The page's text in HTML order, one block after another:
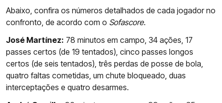
Abaixo, confira os números detalhados de cada jogador no
confronto, de acordo com o Sofascore.
José Martínez: 78 minutos em campo, 34 ações, 17
passes certos (de 19 tentados), cinco passes longos
certos (de seis tentados), três perdas de posse de bola,
quatro faltas cometidas, um chute bloqueado, duas
interceptações e quatro desarmes.